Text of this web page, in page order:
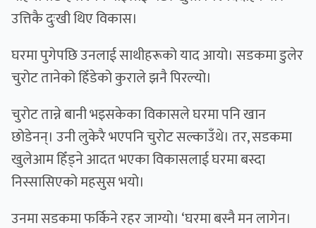
उत्तिकै दुःखी थिए विकास।
घरमा पुगेपछि उनलाई साथीहरूको याद आयो। सडकमा डुलेर
चुरोट तानेको हिँडेको कुराले झनै पिरल्यो।
चुरोट तान्ने बानी भइसकेका विकासले घरमा पनि खान
छोडेनन्। उनी लुकेरै भएपनि चुरोट सल्काउँथे। तर, सडकमा
खुलेआम हिँड्ने आदत भएका विकासलाई घरमा बस्दा
निस्सासिएको महसुस भयो।
उनमा सडकमा फर्किने रहर जाग्यो। ‘घरमा बस्नै मन लागेन।